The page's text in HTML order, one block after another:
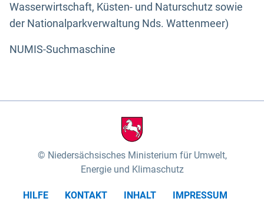
Wasserwirtschaft, Küsten- und Naturschutz sowie
der Nationalparkverwaltung Nds. Wattenmeer)
NUMIS-Suchmaschine
Niedersächsisches Ministerium für Umwelt,
Energie und Klimaschutz
HILFE KONTAKT INHALT
IMPRESSUM